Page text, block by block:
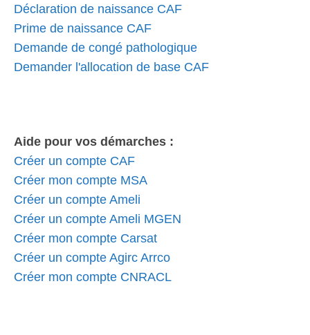
Déclaration de naissance CAF
Prime de naissance CAF
Demande de congé pathologique
Demander l'allocation de base CAF
Aide pour vos démarches :
Créer un compte CAF
Créer mon compte MSA
Créer un compte Ameli
Créer un compte Ameli MGEN
Créer mon compte Carsat
Créer un compte Agirc Arrco
Créer mon compte CNRACL